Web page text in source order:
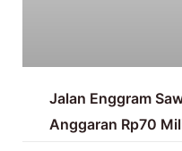
Jalan Enggram
Anggaran Rp70